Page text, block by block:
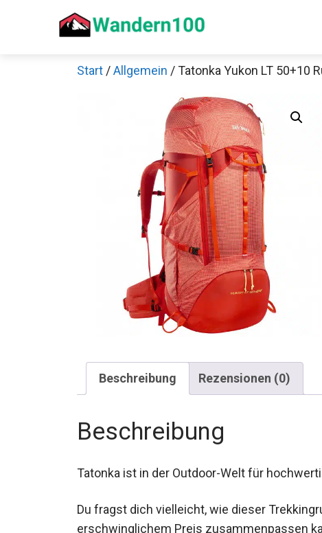
Start /Allgemein / Tatonka Yukon LT 50+10
Beschreibung Rezensionen (0)
Beschreibung
Tatonka ist in der Outdoor-Welt für
Du fragst dich vielleicht, wie dieser
erschwinglichem Preis zusammenpassen